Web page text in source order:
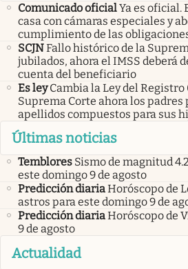
Comunicado oficialYa es oficial.
casa con cámaras especiales y
cumplimiento de las
SCJNFallo histórico de la
jubilados, ahora el IMSS deberá
cuenta del beneficiario
Es ley Cambia la Ley del
Suprema Corte ahora los
apellidos compuestos para sus
Últimas noticias
Temblores Sismo de magnitud
este domingo 9 de agosto
Predicción diariaHoróscopo de
astros para este domingo 9 de
Predicción diariaHoróscopo de
9 de agosto
Actualidad